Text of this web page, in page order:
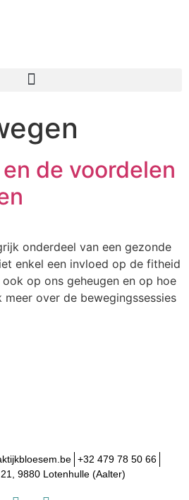
de voordelen
onderdeel van een gezonde
enkel een invloed op de fitheid
op ons geheugen en op hoe
meer over de bewegingssessies
+32 479 78 50 66
9880 Lotenhulle (Aalter)